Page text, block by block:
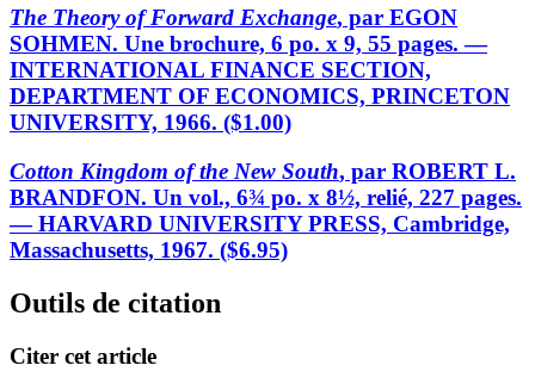
The Theory of Forward Exchange, par EGON
SOHMEN. Une brochure, 6 po. x 9, 55 pages. —
INTERNATIONAL FINANCE SECTION,
DEPARTMENT OF ECONOMICS, PRINCETON
UNIVERSITY, 1966. ($1.00)
Cotton Kingdom of the New South, par ROBERT L.
BRANDFON. Un vol., 6¾ po. x 8½, relié, 227 pages.
— HARVARD UNIVERSITY PRESS, Cambridge,
Massachusetts, 1967. ($6.95)
Outils de citation
Citer cet article